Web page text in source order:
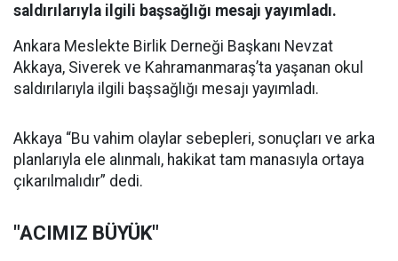
saldırılarıyla ilgili başsağlığı mesajı yayımladı.
Ankara Meslekte Birlik Derneği Başkanı Nevzat
Akkaya, Siverek ve Kahramanmaraş’ta yaşanan okul
saldırılarıyla ilgili başsağlığı mesajı yayımladı.
Akkaya “Bu vahim olaylar sebepleri, sonuçları ve arka
planlarıyla ele alınmalı, hakikat tam manasıyla ortaya
çıkarılmalıdır” dedi.
"ACIMIZ BÜYÜK"